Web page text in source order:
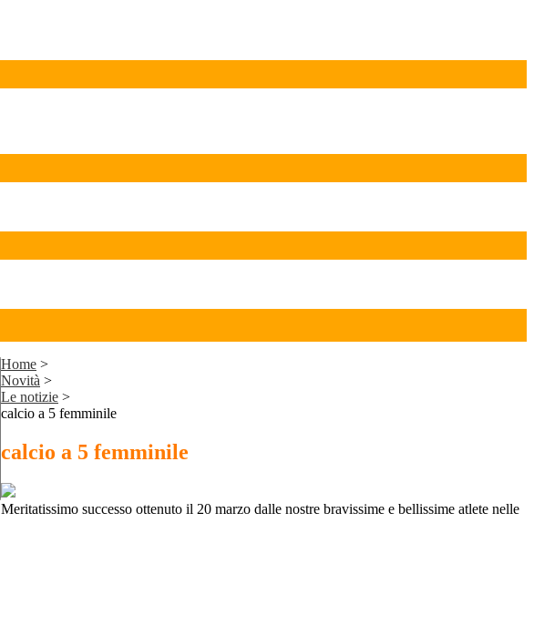
Home >
Novità >
Le notizie >
calcio a 5 femminile
calcio a 5 femminile
Meritatissimo successo ottenuto il 20 marzo dalle nostre bravissime e bellissime atlete nelle